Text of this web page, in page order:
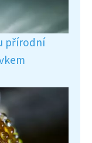
přírodní